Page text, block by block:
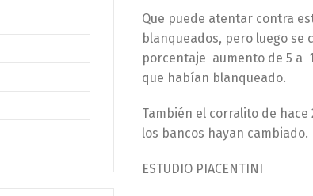
Que puede atentar contra
blanqueados, pero luego se
porcentaje aumento de 5 a
que habían blanqueado.
También el corralito de
los bancos hayan cambiado.
ESTUDIO PIACENTINI